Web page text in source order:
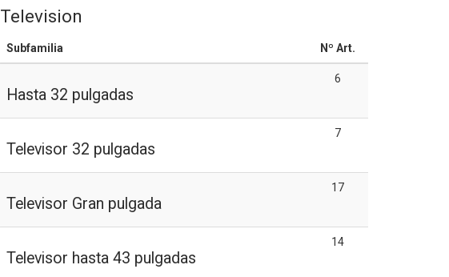
Television
Subfamilia Nº Art.
Hasta 32 pulgadas
6
Televisor 32 pulgadas
7
Televisor Gran pulgada
17
Televisor hasta 43 pulgadas
14